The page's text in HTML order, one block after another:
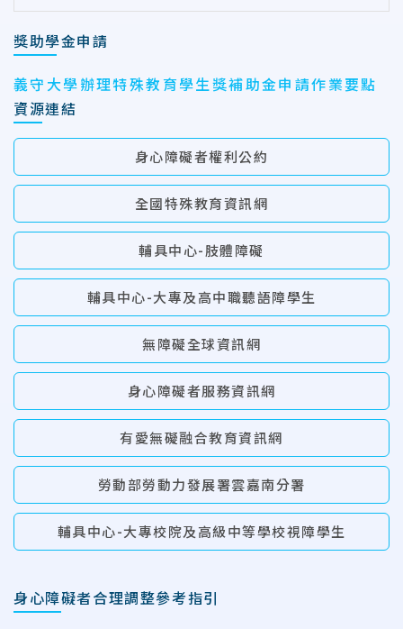
獎助學金申請
義守大學辦理特殊教育學生獎補助金申請作業要點
資源連結
身心障礙者權利公約
全國特殊教育資訊網
輔具中心-肢體障礙
輔具中心-大專及高中職聽語障學生
無障礙全球資訊網
身心障礙者服務資訊網
有愛無礙融合教育資訊網
勞動部勞動力發展署雲嘉南分署
輔具中心-大專校院及高級中等學校視障學生
身心障礙者合理調整參考指引